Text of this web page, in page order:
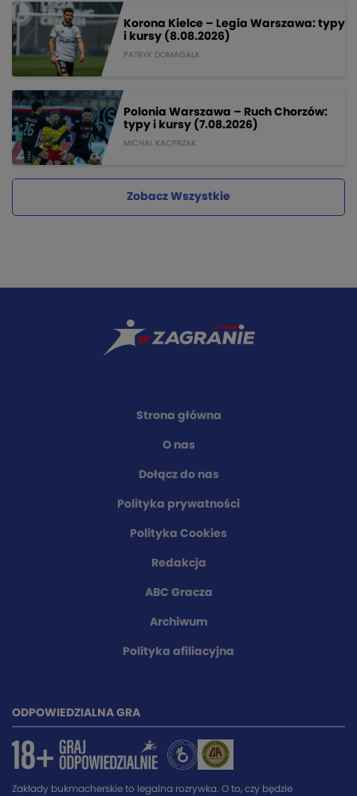
Korona Kielce – Legia Warszawa: typy
i kursy (8.08.2026)
PATRYK DOMAGALA
Polonia Warszawa – Ruch Chorzów:
typy i kursy (7.08.2026)
MICHAL KACPRZAK
Zobacz Wszystkie
Strona główna
O nas
Dołącz do nas
Polityka prywatności
Polityka Cookies
Redakcja
ABC Gracza
Archiwum
Polityka afiliacyjna
ODPOWIEDZIALNA GRA
Zakłady bukmacherskie to legalna rozrywka. O to, czy będzie